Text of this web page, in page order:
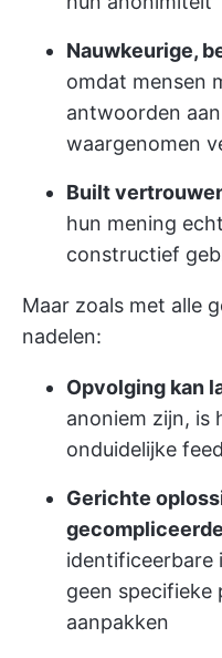
Nauwkeurige,
omdat mensen
antwoorden
waargenomen
Built
hun mening
constructief
Maar zoals met alle
nadelen:
Opvolging kan
anoniem zijn, is
onduidelijke
Gerichte
identificeerbare
geen specifieke
aanpakken